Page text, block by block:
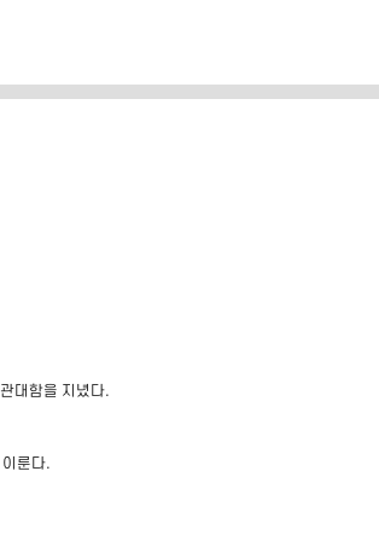
대함을 지녔다.
룬다.